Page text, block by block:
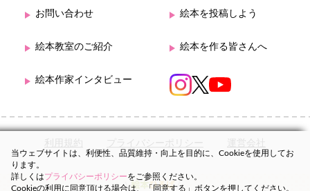
お問い合わせ 絵本を投稿しよう
絵本教室のご紹介 絵本を作る皆さんへ
絵本作家インタビュー
利用規約 プライバシーポリシー 運営会社
当ウェブサイトは、利便性、品質維持・向上を目的に、Cookieを使用してお
ります。
詳しくはプライバシーポリシーをご参照ください。
Cookieの利用に同意頂ける場合は、「同意する」ボタンを押してください。